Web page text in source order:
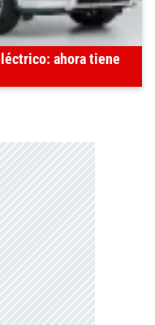
ahora tiene